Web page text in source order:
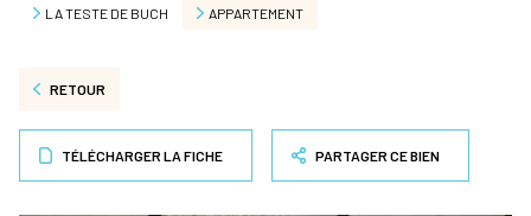
LA TESTE DE BUCH
APPARTEMENT
RETOUR
TÉLÉCHARGER LA FICHE PARTAGER CE BIEN